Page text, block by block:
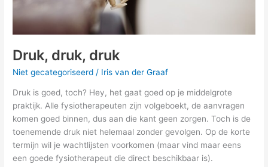
Druk, druk, druk
Niet gecategoriseerd / Iris van der Graaf
Druk is goed, toch? Hey, het gaat goed op je middelgrote
praktijk. Alle fysiotherapeuten zijn volgeboekt, de aanvragen
komen goed binnen, dus aan die kant geen zorgen. Toch is de
toenemende druk niet helemaal zonder gevolgen. Op de korte
termijn wil je wachtlijsten voorkomen (maar vind maar eens
een goede fysiotherapeut die direct beschikbaar is).